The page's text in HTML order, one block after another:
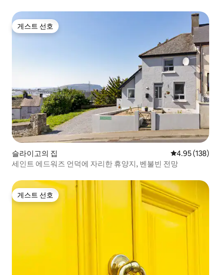
게스트 선호
게스트 선호
슬라이고의 집 평점 4.95점(5
4.95 (138)
세인트 에드워즈 언덕에 자리한 휴양지, 벤불빈 전망
게스트 선호
게스트 선호